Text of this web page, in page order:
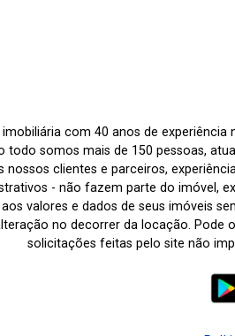
com 40 anos de
todo somos mais de 150 pessoas,
clientes e parceiros,
- não fazem parte do imóvel,
valores e dados de seus imóveis
no decorrer da locação. Pode
solicitações feitas pelo site não